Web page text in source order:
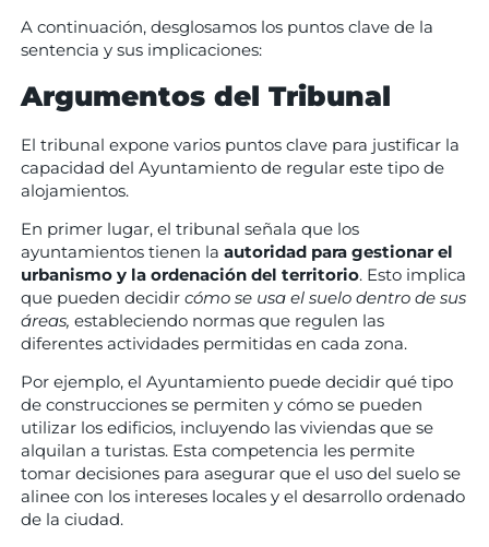
A continuación, desglosamos los puntos clave de la
sentencia y sus implicaciones:
Argumentos del Tribunal
El tribunal expone varios puntos clave para justificar la
capacidad del Ayuntamiento de regular este tipo de
alojamientos.
En primer lugar, el tribunal señala que los
ayuntamientos tienen la autoridad para gestionar el
urbanismo y la ordenación del territorio. Esto implica
que pueden decidir cómo se usa el suelo dentro de sus
áreas, estableciendo normas que regulen las
diferentes actividades permitidas en cada zona.
Por ejemplo, el Ayuntamiento puede decidir qué tipo
de construcciones se permiten y cómo se pueden
utilizar los edificios, incluyendo las viviendas que se
alquilan a turistas. Esta competencia les permite
tomar decisiones para asegurar que el uso del suelo se
alinee con los intereses locales y el desarrollo ordenado
de la ciudad.